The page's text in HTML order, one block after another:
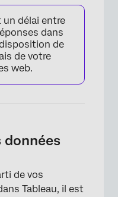
un délai entre
dans
de
de votre
web.
données
de vos
Tableau, il est